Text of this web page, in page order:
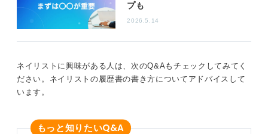
プも
2026.5.14
ネイリストに興味がある人は、次のQ&Aもチェックしてみてく
ださい。ネイリストの履歴書の書き方についてアドバイスして
います。
もっと知りたいQ&A